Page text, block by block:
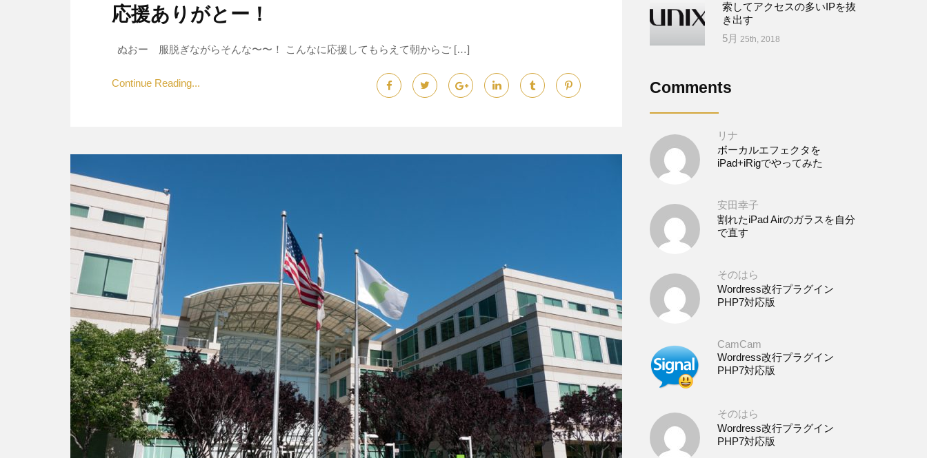
応援ありがとー！
ぬおー 服脱ぎながらそんな〜〜！ こんなに応援してもらえて朝からご […]
Continue Reading...
索してアクセスの多いIPを抜
き出す
5月 25th, 2018
Comments
リナ
ボーカルエフェクタを
iPad+iRigでやってみた
安田幸子
割れたiPad Airのガラスを自分
で直す
そのはら
Wordress改行プラグイン
PHP7対応版
CamCam
Wordress改行プラグイン
PHP7対応版
そのはら
Wordress改行プラグイン
PHP7対応版